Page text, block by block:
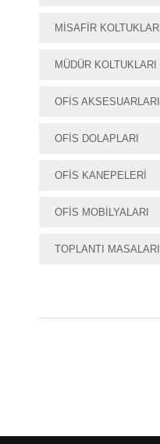
MISAFIR KOLTUKLARI
MÜDÜR KOLTUKLARI
OFIS AKSESUARLARI
OFIS DOLAPLARI
OFIS KANEPELERI
OFIS MOBILYALARI
TOPLANTI MASALARI